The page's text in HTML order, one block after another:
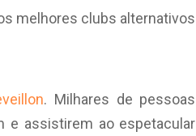
melhores clubs alternativos
. Milhares de pessoas
e assistirem ao espetacular